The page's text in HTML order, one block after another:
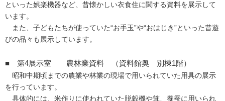
といった娯楽機器など、昔懐かしい衣食住に関する資料を展示して
います。
また、子どもたちが使っていた“お手玉”や“おはじき”といった昔遊
びの品々も展示しています。
■ 第4展示室 農林業資料 （資料館奥 別棟1階）
昭和中期頃までの農業や林業の現場で用いられていた用具の展示
を行っています。
具体的には、米作りに使われていた脱穀機や箕、養蚕に用いられ